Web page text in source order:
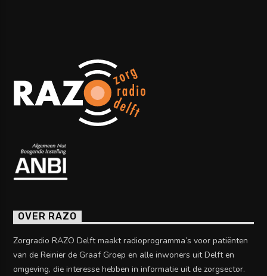
OVER RAZO
Zorgradio RAZO Delft maakt radioprogramma’s voor patiënten
van de Reinier de Graaf Groep en alle inwoners uit Delft en
omgeving, die interesse hebben in informatie uit de zorgsector.